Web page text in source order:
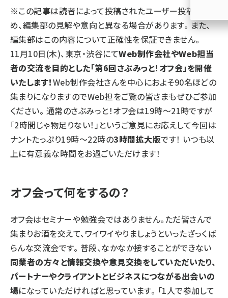
※この記事は読者によって投稿されたユーザー投稿のた
め、編集部の見解や意向と異なる場合があります。 また、
編集部はこの内容について正確性を保証できません。
11月10日(木)、東京・渋谷にてWeb制作会社やWeb担当
者の交流を目的とした「第6回さぶみっと！オフ会」を開催
いたします！Web制作会社さんを中心におよそ90名ほどの
集まりになりますのでWeb担をご覧の皆さまもぜひご参加
ください。 通常のさぶみっと！オフ会は19時～21時ですが
「2時間じゃ物足りない！」というご意見にお応えして今回は
ナントたっぷり19時～22時の3時間拡大版です！ いつも以
上に有意義な時間をお過ごいただけます！
オフ会って何をするの？
オフ会はセミナーや勉強会ではありません。ただ皆さんで
集まりお酒を交えて、ワイワイやりましょうといったざっくば
らんな交流会です。 普段、なかなか接することができない
同業者の方々と情報交換や意見交換をしていただいたり、
パートナーやクライアントとビジネスにつながる出会いの
場になっていただければと思っています。 「1人で参加して